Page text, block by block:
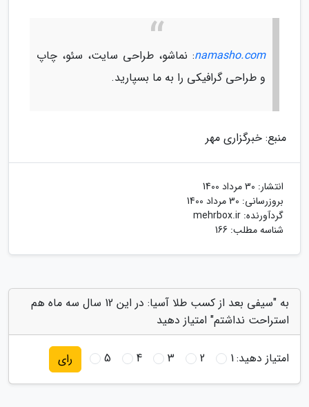
namasho.com: نماشو، طراحی سایت، سئو، چاپ
و طراحی گرافیکی را به ما بسپارید.
منبع: خبرگزاری مهر
انتشار: 30 مرداد 1400
بروزرسانی: 30 مرداد 1400
گردآورنده: mehrbox.ir
شناسه مطلب: 166
به "سیفی بعد از کسب طلا آسیا: در این 12 سال سه ماه هم
استراحت نداشتم" امتیاز دهید
امتیاز دهید:1
2
3
4
5 رای